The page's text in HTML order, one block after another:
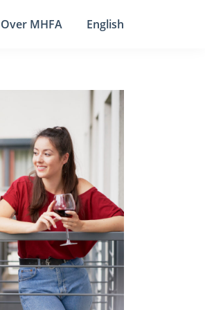
Over MHFA English